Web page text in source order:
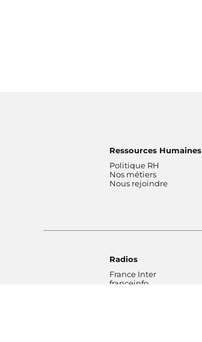
Ressources Humaines
Politique RH
Nos métiers
Nous rejoindre
Radios
France Inter
franceinfo